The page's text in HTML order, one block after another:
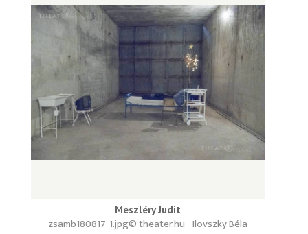
Meszléry Judit
© theater.hu - Ilovszky Béla
zsamb180817-1.jpg